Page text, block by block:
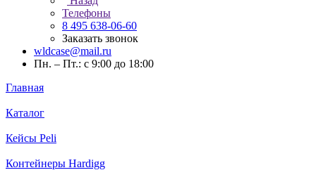
Телефоны
8 495 638-06-60
Заказать звонок
wldcase@mail.ru
Пн. – Пт.: с 9:00 до 18:00
Главная
Каталог
Кейсы Peli
Контейнеры Hardigg